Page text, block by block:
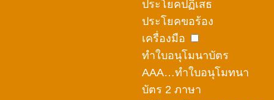
ประโยคปฏิเสธ
ประโยคขอร้อง
เครื่องมือ
ทำใบอนุโมนาบัตร
AAA…ทำใบอนุโมทนา
บัตร 2 ภาษา